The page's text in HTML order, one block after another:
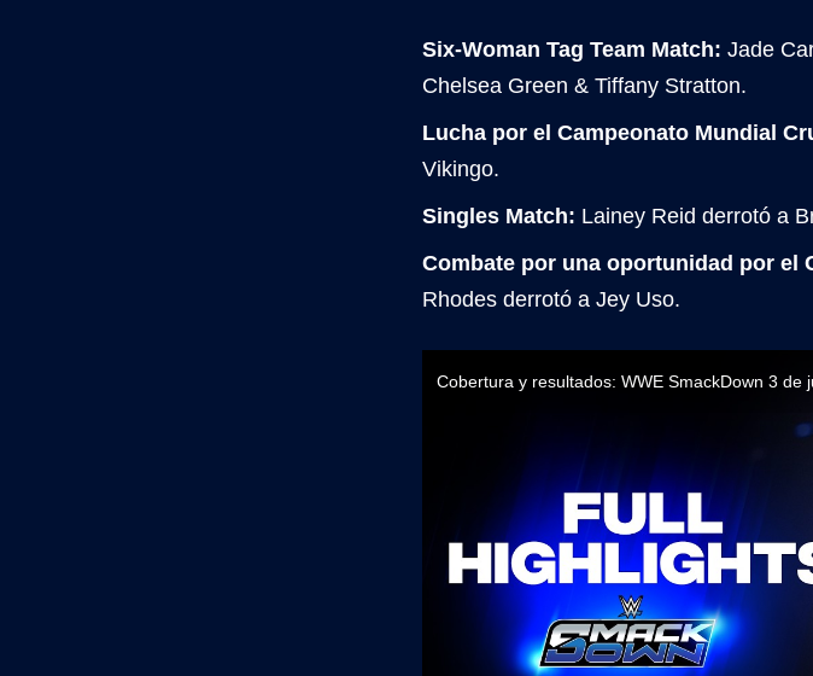
Six-Woman Tag Team Match: Jade
Chelsea Green & Tiffany Stratton.
Lucha por el Campeonato Mundial
Vikingo.
Singles Match: Lainey Reid derrotó a
Combate por una oportunidad por el
Rhodes derrotó a Jey Uso.
Cobertura y resultados: WWE SmackDown 3 de